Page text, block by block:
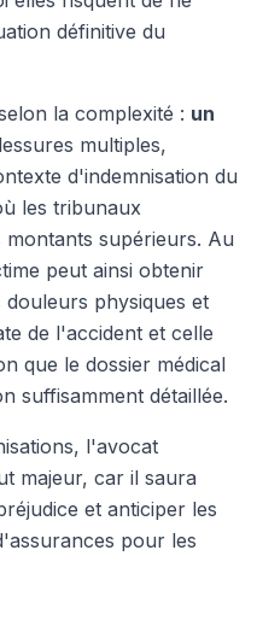
définitive du
la complexité : un
multiples,
d'indemnisation du
les tribunaux
montants supérieurs. Au
peut ainsi obtenir
physiques et
de l'accident et celle
que le dossier médical
suffisamment détaillée.
l'avocat
majeur, car il saura
et anticiper les
pour les